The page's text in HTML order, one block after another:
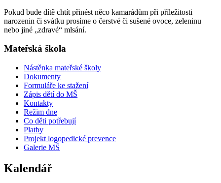
Pokud bude dítě chtít přinést něco kamarádům při příležitosti
narozenin či svátku prosíme o čerstvé či sušené ovoce, zeleninu
nebo jiné „zdravé“ mlsání.
Mateřská škola
Nástěnka mateřské školy
Dokumenty
Formuláře ke stažení
Zápis dětí do MŠ
Kontakty
Režim dne
Co děti potřebují
Platby
Projekt logopedické prevence
Galerie MŠ
Kalendář